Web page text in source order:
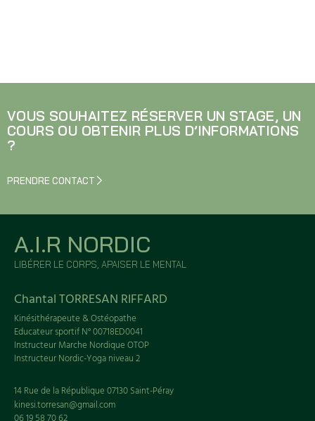
VOUS SOUHAITEZ RÉSERVER UN STAGE, UN
COURS OU OBTENIR PLUS D’INFORMATIONS
?
PRENDRE CONTACT
A.I.R NORDIC
LIBÉRER LE CORPS, APAISER LE MENTAL
Chantal TORRESAN RIFFARD
Kinésithérapeute & Ostéopathe
Educateur sportif N° 00718ED0041
Instructeur Marche Nordique OTOP
Instructeur Nordic-Yoga niveau 2
14 Rue de la République 07130 Saint-Péray
kinesi.torresan@gmail.com